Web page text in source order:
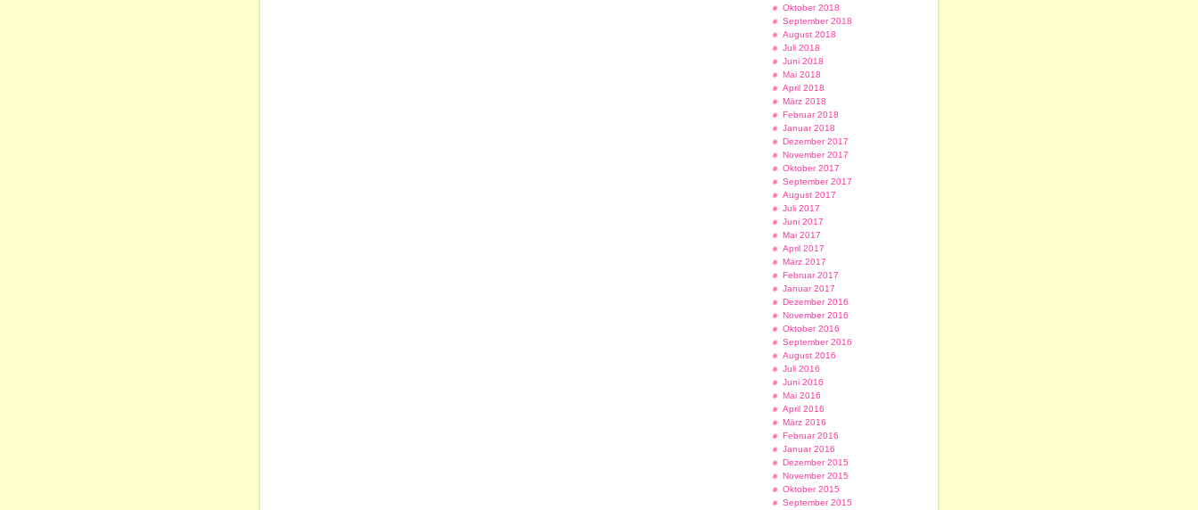
Oktober 2018
September 2018
August 2018
Juli 2018
Juni 2018
Mai 2018
April 2018
März 2018
Februar 2018
Januar 2018
Dezember 2017
November 2017
Oktober 2017
September 2017
August 2017
Juli 2017
Juni 2017
Mai 2017
April 2017
März 2017
Februar 2017
Januar 2017
Dezember 2016
November 2016
Oktober 2016
September 2016
August 2016
Juli 2016
Juni 2016
Mai 2016
April 2016
März 2016
Februar 2016
Januar 2016
Dezember 2015
November 2015
Oktober 2015
September 2015